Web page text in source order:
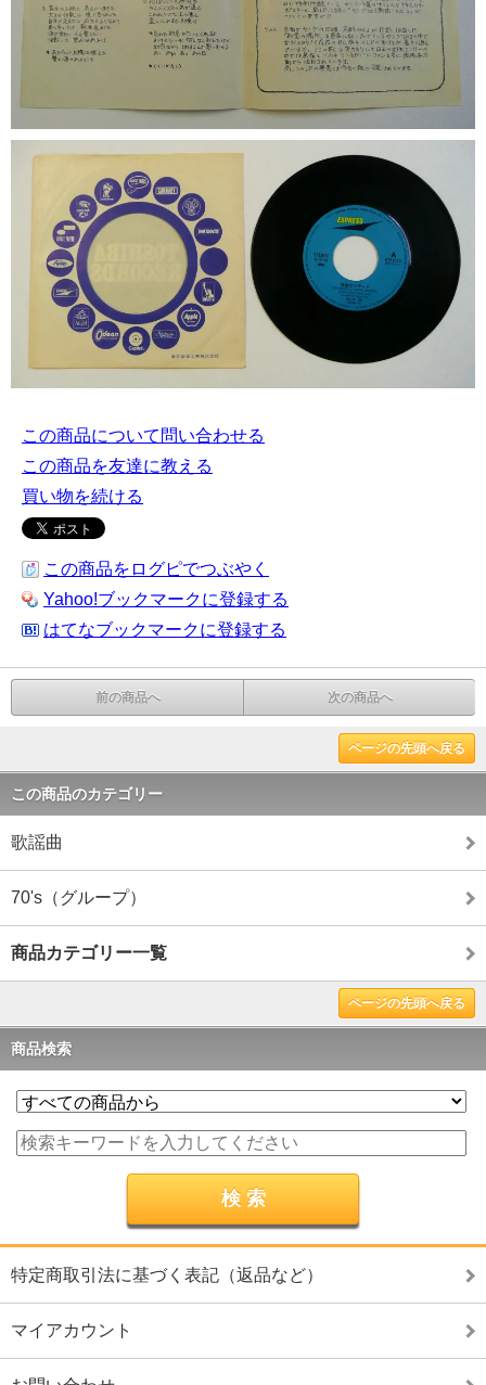
この商品について問い合わせる
この商品を友達に教える
買い物を続ける
この商品をログピでつぶやく
Yahoo!ブックマークに登録する
はてなブックマークに登録する
前の商品へ 次の商品へ
ページの先頭へ戻る
この商品のカテゴリー
歌謡曲
70's（グループ）
商品カテゴリー一覧
ページの先頭へ戻る
商品検索
特定商取引法に基づく表記（返品など）
マイアカウント